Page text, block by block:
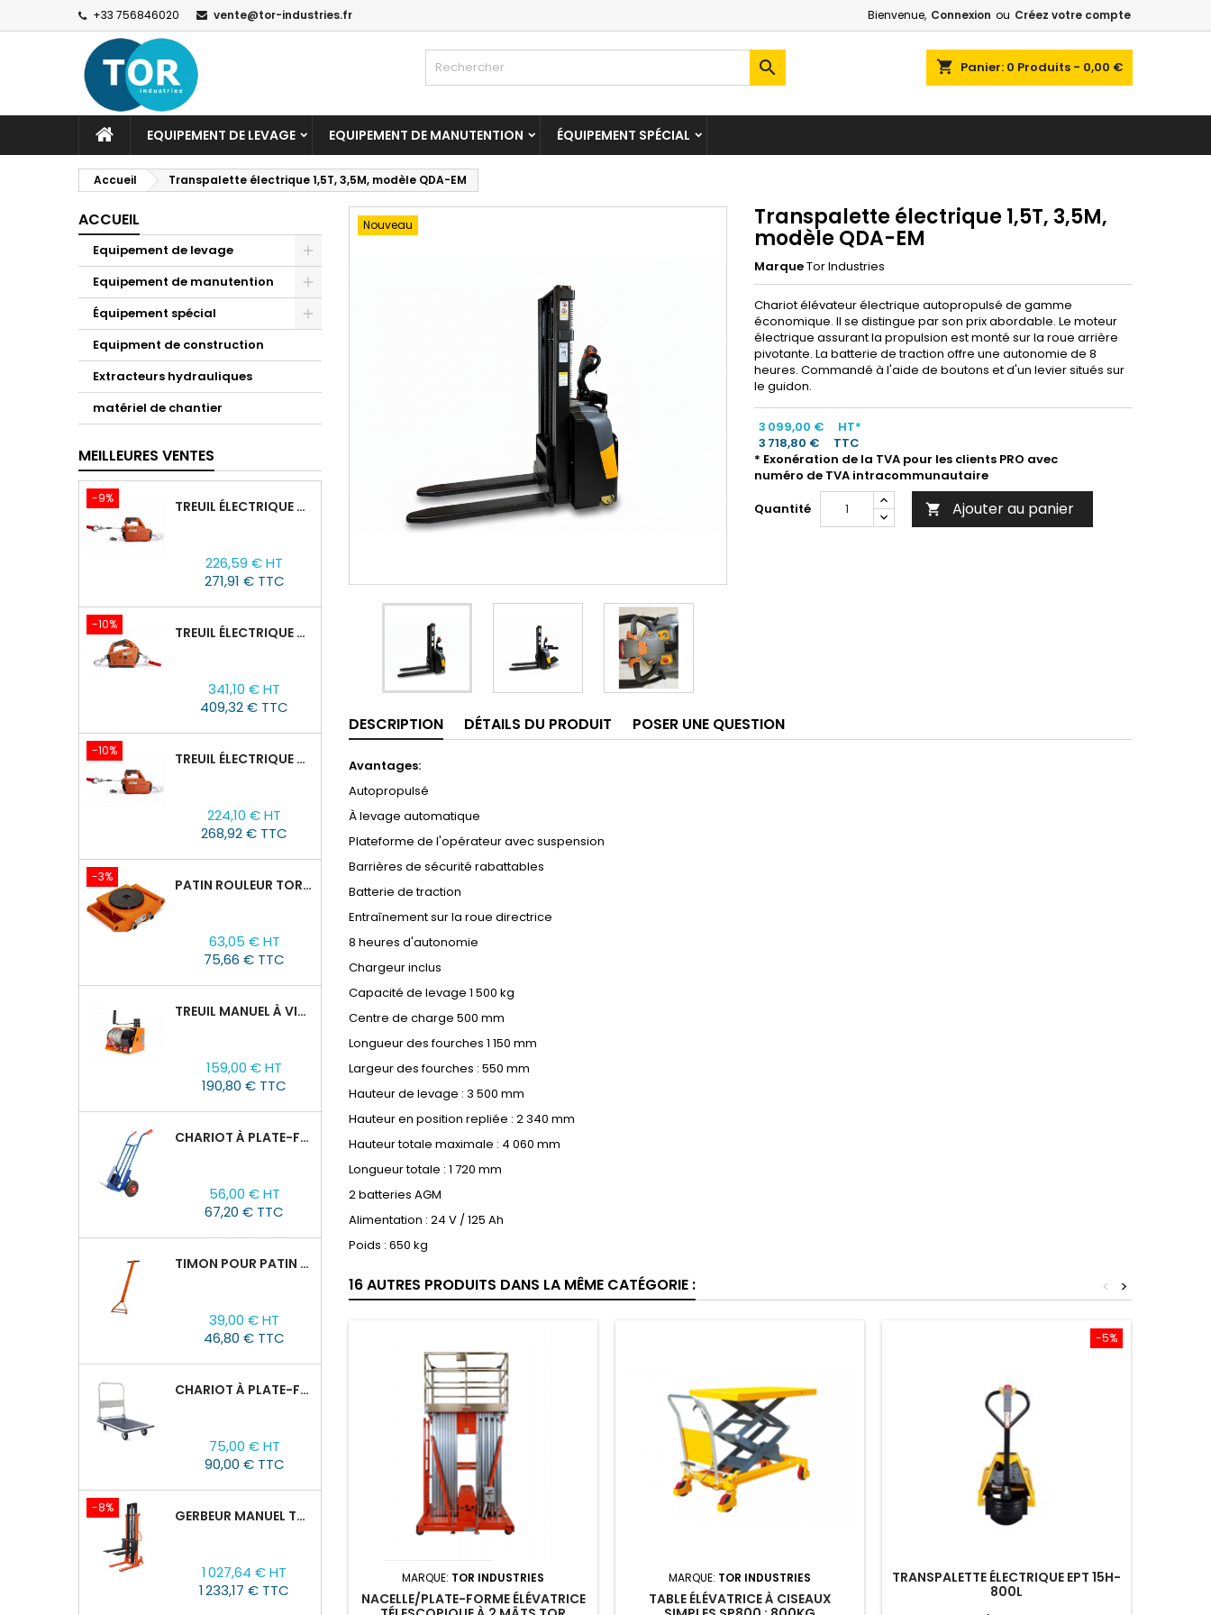
+33 756846020 vente@tor-industries.fr Bienvenue, Connexion ou Créez votre compte
shopping_cart Panier: 0 Produits - 0,00 €

EQUIPEMENT DE LEVAGE EQUIPEMENT DE MANUTENTION ÉQUIPEMENT SPÉCIAL
Accueil Transpalette électrique 1,5T, 3,5M, modèle QDA-EM
ACCUEIL
Equipement de levage
Equipement de manutention
Équipement spécial
Equipment de construction
Extracteurs hydrauliques
matériel de chantier
MEILLEURES VENTES
-9% TREUIL ÉLECTRIQUE PORTABLE AVEC TÉLÉCOMMANDE TOR SQ-02-450KG/4.6M
base
226,59 € HT
271,91 € TTC
-10% TREUIL ÉLECTRIQUE PORTABLE À BATTERIE TOR SQ-05-450KG/4.6M
base
341,10 € HT
409,32 € TTC
-10% TREUIL ÉLECTRIQUE PORTABLE AVEC TÉLÉCOMMANDE TOR SQ-04-250KG/8M
base
224,10 € HT
268,92 € TTC
-3% PATIN ROULEUR TOR CRA-4 : 6T
base
63,05 € HT
75,66 € TTC
TREUIL MANUEL À VIS SANS FIN VS500, 0,5TX25M
159,00 € HT
190,80 € TTC
CHARIOT À PLATE-FORME TOR HT 300
56,00 € HT
67,20 € TTC
TIMON POUR PATIN ROULEUR CRA-4/6/8
39,00 € HT
46,80 € TTC
CHARIOT À PLATE-FORME TOR PH 300KG
75,00 € HT
90,00 € TTC
-8% GERBEUR MANUEL TOR CTY-EH 2T/3M FOURCHES RÉGLABLES 320-770MM
base
1 027,64 € HT
1 233,17 € TTC
Nouveau Transpalette électrique 1,5T, 3,5M,
modèle QDA-EM
MarqueTor Industries
Chariot élévateur électrique autopropulsé de gamme
économique. Il se distingue par son prix abordable. Le moteur
électrique assurant la propulsion est monté sur la roue arrière
pivotante. La batterie de traction offre une autonomie de 8
heures. Commandé à l'aide de boutons et d'un levier situés sur
le guidon.
3 099,00 €
HT*
3 718,80 €
TTC
* Exonération de la TVA pour les clients PRO avec
numéro de TVA intracommunautaire
Quantité
 Ajouter au panier
DESCRIPTION DÉTAILS DU PRODUIT POSER UNE QUESTION
Avantages:
Autopropulsé
À levage automatique
Plateforme de l'opérateur avec suspension
Barrières de sécurité rabattables
Batterie de traction
Entraînement sur la roue directrice
8 heures d'autonomie
Chargeur inclus
Capacité de levage 1 500 kg
Centre de charge 500 mm
Longueur des fourches 1 150 mm
Largeur des fourches : 550 mm
Hauteur de levage : 3 500 mm
Hauteur en position repliée : 2 340 mm
Hauteur totale maximale : 4 060 mm
Longueur totale : 1 720 mm
2 batteries AGM
Alimentation : 24 V / 125 Ah
Poids : 650 kg
16 AUTRES PRODUITS DANS LA MÊME CATÉGORIE : >
<
MARQUE: TOR INDUSTRIES
NACELLE/PLATE-FORME ÉLÉVATRICE
MARQUE: TOR INDUSTRIES
TABLE ÉLÉVATRICE À CISEAUX
-5%
TRANSPALETTE ÉLECTRIQUE EPT 15H-
800L